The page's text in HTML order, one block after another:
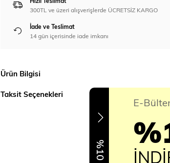
300TL ve üzeri alışverişlerde ÜCRETSİZ KARGO
İade ve Teslimat
14 gün içerisinde iade imkanı
Ürün Bilgisi
Taksit Seçenekleri
E-